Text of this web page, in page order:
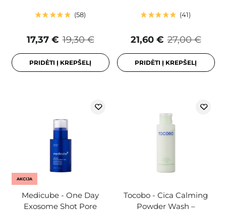
58
19,30 €
17,37 €
PRIDĖTI Į KREPŠELĮ
41
27,00 €
21,60 €
PRIDĖTI Į KREPŠELĮ
AKCIJA
Medicube - One Day
Exosome Shot Pore
Tocobo - Cica Calming
Powder Wash –